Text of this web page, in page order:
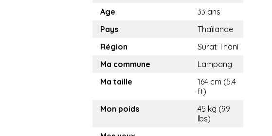
Age
33 ans
Pays
Thaïlande
Région
Surat Thani
Ma commune
Lampang
Ma taille
164 cm (5.4
ft)
Mon poids
45 kg (99
lbs)